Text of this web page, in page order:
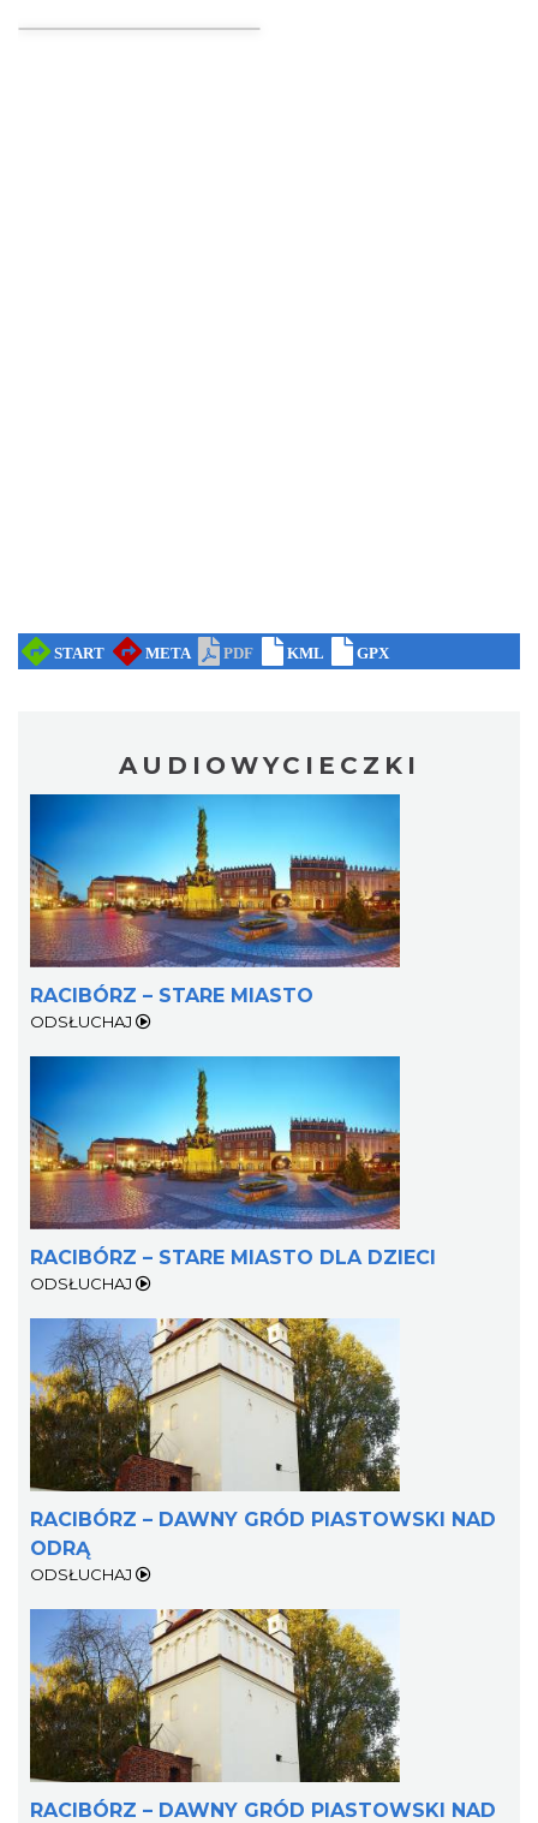
AUDIOWYCIECZKI
RACIBÓRZ – STARE MIASTO
ODSŁUCHAJ
RACIBÓRZ – STARE MIASTO DLA DZIECI
ODSŁUCHAJ
RACIBÓRZ – DAWNY GRÓD PIASTOWSKI NAD
ODRĄ
ODSŁUCHAJ
RACIBÓRZ – DAWNY GRÓD PIASTOWSKI NAD